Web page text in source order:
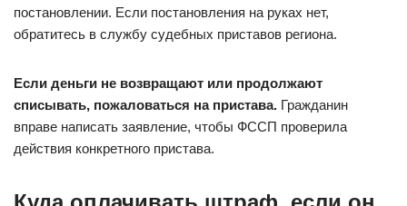
постановлении. Если постановления на руках нет,
обратитесь в службу судебных приставов региона.
Если деньги не возвращают или продолжают
списывать, пожаловаться на пристава. Гражданин
вправе написать заявление, чтобы ФССП проверила
действия конкретного пристава.